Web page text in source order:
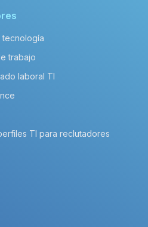
tecnología
trabajo
laboral TI
TI para reclutadores